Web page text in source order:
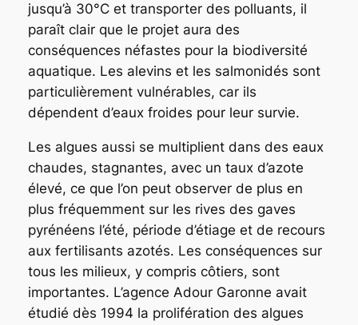
jusqu’à 30°C et transporter des polluants, il
paraît clair que le projet aura des
conséquences néfastes pour la biodiversité
aquatique. Les alevins et les salmonidés sont
particulièrement vulnérables, car ils
dépendent d’eaux froides pour leur survie.
Les algues aussi se multiplient dans des eaux
chaudes, stagnantes, avec un taux d’azote
élevé, ce que l’on peut observer de plus en
plus fréquemment sur les rives des gaves
pyrénéens l’été, période d’étiage et de recours
aux fertilisants azotés. Les conséquences sur
tous les milieux, y compris côtiers, sont
importantes. L’agence Adour Garonne avait
étudié dès 1994 la prolifération des algues